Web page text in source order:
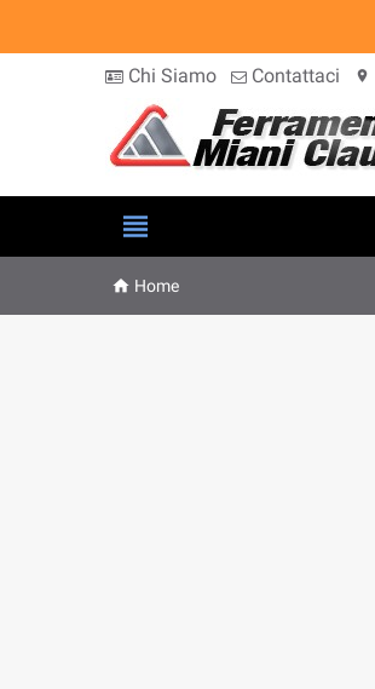
Chi Siamo Contattaci location_on

 Home